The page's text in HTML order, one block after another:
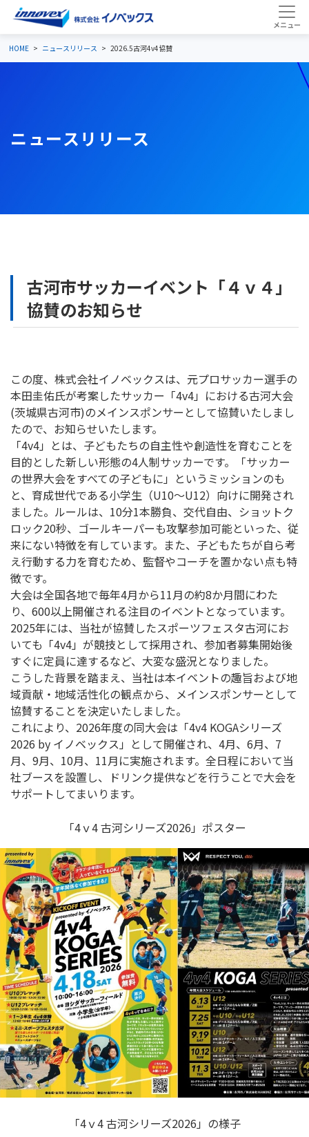
HOME ニュースリリース 2026.5古河4v4協賛
ニュースリリース
古河市サッカーイベント「４ｖ４」
協賛のお知らせ
この度、株式会社イノベックスは、元プロサッカー選手の
本田圭佑氏が考案したサッカー「4v4」における古河大会
(茨城県古河市)のメインスポンサーとして協賛いたしまし
たので、お知らせいたします。
「4v4」とは、子どもたちの自主性や創造性を育むことを
目的とした新しい形態の4人制サッカーです。「サッカー
の世界大会をすべての子どもに」というミッションのも
と、育成世代である小学生（U10〜U12）向けに開発され
ました。ルールは、10分1本勝負、交代自由、ショットク
ロック20秒、ゴールキーパーも攻撃参加可能といった、従
来にない特徴を有しています。また、子どもたちが自ら考
え行動する力を育むため、監督やコーチを置かない点も特
徴です。
大会は全国各地で毎年4月から11月の約8か月間にわた
り、600以上開催される注目のイベントとなっています。
2025年には、当社が協賛したスポーツフェスタ古河にお
いても「4v4」が競技として採用され、参加者募集開始後
すぐに定員に達するなど、大変な盛況となりました。
こうした背景を踏まえ、当社は本イベントの趣旨および地
域貢献・地域活性化の観点から、メインスポンサーとして
協賛することを決定いたしました。
これにより、2026年度の同大会は「4v4 KOGAシリーズ
2026 by イノベックス」として開催され、4月、6月、7
月、9月、10月、11月に実施されます。全日程において当
社ブースを設置し、ドリンク提供などを行うことで大会を
サポートしてまいります。
「4ｖ4 古河シリーズ2026」ポスター
「4ｖ4 古河シリーズ2026」の様子